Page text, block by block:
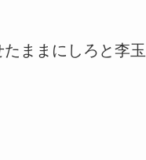
ままにしろと李